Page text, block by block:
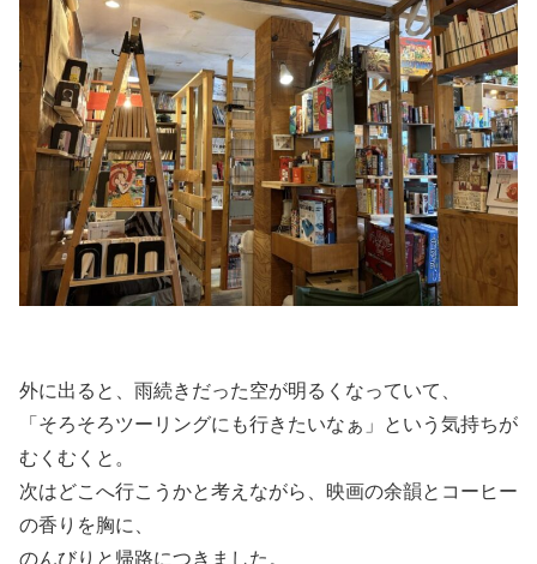
外に出ると、雨続きだった空が明るくなっていて、
「そろそろツーリングにも行きたいなぁ」という気持ちが
むくむくと。
次はどこへ行こうかと考えながら、映画の余韻とコーヒー
の香りを胸に、
のんびりと帰路につきました。